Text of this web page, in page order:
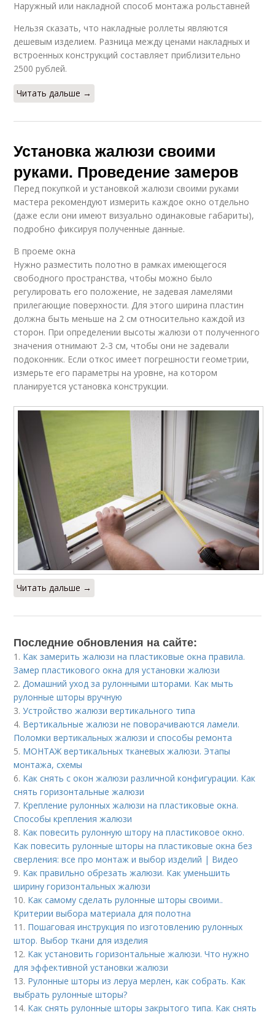
Наружный или накладной способ монтажа рольставней
Нельзя сказать, что накладные роллеты являются
дешевым изделием. Разница между ценами накладных и
встроенных конструкций составляет приблизительно
2500 рублей.
Читать дальше →
Установка жалюзи своими
руками. Проведение замеров
Перед покупкой и установкой жалюзи своими руками
мастера рекомендуют измерить каждое окно отдельно
(даже если они имеют визуально одинаковые габариты),
подробно фиксируя полученные данные.
В проеме окна
Нужно разместить полотно в рамках имеющегося
свободного пространства, чтобы можно было
регулировать его положение, не задевая ламелями
прилегающие поверхности. Для этого ширина пластин
должна быть меньше на 2 см относительно каждой из
сторон. При определении высоты жалюзи от полученного
значения отнимают 2‑3 см, чтобы они не задевали
подоконник. Если откос имеет погрешности геометрии,
измерьте его параметры на уровне, на котором
планируется установка конструкции.
Читать дальше →
Последние обновления на сайте:
1. Как замерить жалюзи на пластиковые окна правила.
Замер пластикового окна для установки жалюзи
2.Домашний уход за рулонными шторами. Как мыть
рулонные шторы вручную
3.Устройство жалюзи вертикального типа
4. Вертикальные жалюзи не поворачиваются ламели.
Поломки вертикальных жалюзи и способы ремонта
5. МОНТАЖ вертикальных тканевых жалюзи. Этапы
монтажа, схемы
6. Как снять с окон жалюзи различной конфигурации. Как
снять горизонтальные жалюзи
7. Крепление рулонных жалюзи на пластиковые окна.
Способы крепления жалюзи
8. Как повесить рулонную штору на пластиковое окно.
Как повесить рулонные шторы на пластиковые окна без
сверления: все про монтаж и выбор изделий | Видео
9. Как правильно обрезать жалюзи. Как уменьшить
ширину горизонтальных жалюзи
10. Как самому сделать рулонные шторы своими..
Критерии выбора материала для полотна
11. Пошаговая инструкция по изготовлению рулонных
штор. Выбор ткани для изделия
12. Как установить горизонтальные жалюзи. Что нужно
для эффективной установки жалюзи
13. Рулонные шторы из леруа мерлен, как собрать. Как
выбрать рулонные шторы?
14. Как снять рулонные шторы закрытого типа. Как снять